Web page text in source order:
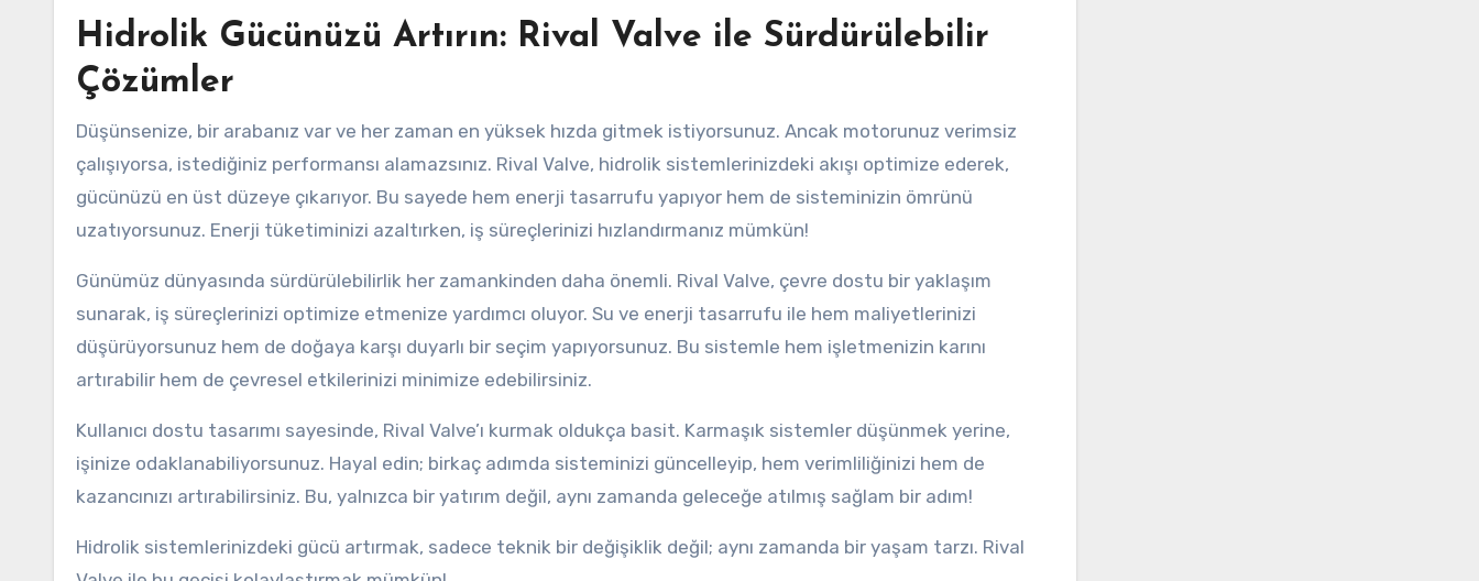
Hidrolik Gücünüzü Artırın: Rival Valve ile Sürdürülebilir
Çözümler
Düşünsenize, bir arabanız var ve her zaman en yüksek hızda gitmek istiyorsunuz. Ancak motorunuz verimsiz
çalışıyorsa, istediğiniz performansı alamazsınız. Rival Valve, hidrolik sistemlerinizdeki akışı optimize ederek,
gücünüzü en üst düzeye çıkarıyor. Bu sayede hem enerji tasarrufu yapıyor hem de sisteminizin ömrünü
uzatıyorsunuz. Enerji tüketiminizi azaltırken, iş süreçlerinizi hızlandırmanız mümkün!
Günümüz dünyasında sürdürülebilirlik her zamankinden daha önemli. Rival Valve, çevre dostu bir yaklaşım
sunarak, iş süreçlerinizi optimize etmenize yardımcı oluyor. Su ve enerji tasarrufu ile hem maliyetlerinizi
düşürüyorsunuz hem de doğaya karşı duyarlı bir seçim yapıyorsunuz. Bu sistemle hem işletmenizin karını
artırabilir hem de çevresel etkilerinizi minimize edebilirsiniz.
Kullanıcı dostu tasarımı sayesinde, Rival Valve’ı kurmak oldukça basit. Karmaşık sistemler düşünmek yerine,
işinize odaklanabiliyorsunuz. Hayal edin; birkaç adımda sisteminizi güncelleyip, hem verimliliğinizi hem de
kazancınızı artırabilirsiniz. Bu, yalnızca bir yatırım değil, aynı zamanda geleceğe atılmış sağlam bir adım!
Hidrolik sistemlerinizdeki gücü artırmak, sadece teknik bir değişiklik değil; aynı zamanda bir yaşam tarzı. Rival